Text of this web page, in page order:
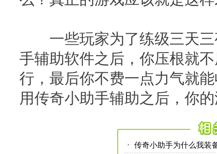
一些玩家为了练级三天三
手辅助软件之后，你压根就
行，最后你不费一点力气就
用传奇小助手辅助之后，你
传奇小助手为什么我装